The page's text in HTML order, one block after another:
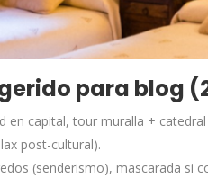
para blog
en capital, tour muralla +
post-cultural).
(senderismo), mascarada si